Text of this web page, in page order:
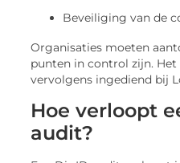
Beveiliging van de
Organisaties moeten
punten in control zijn.
vervolgens ingediend bij
Hoe verloopt
audit?